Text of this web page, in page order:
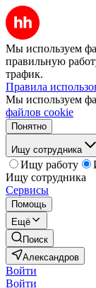
Мы используем
правильную
трафик.
Правила
Мы используем
файлов cookie
Понятно
Ищу сотрудника
Ищу работу
Ищу сотрудника
Сервисы
Помощь
Ещё
Поиск
Александров
Войти
Войти